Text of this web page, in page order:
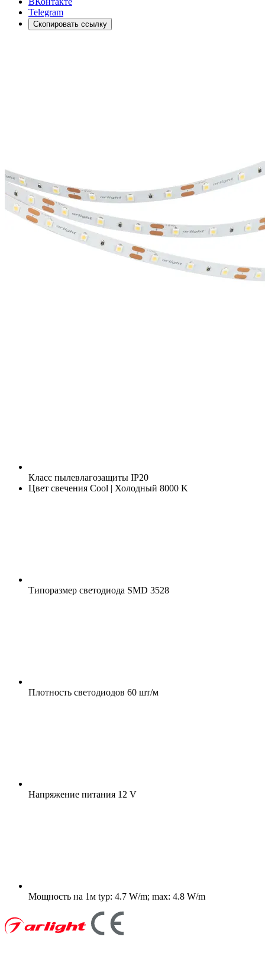
Telegram
Скопировать ссылку
Класс пылевлагозащиты IP20
Цвет свечения Cool | Холодный 8000 K
Типоразмер светодиода SMD 3528
Плотность светодиодов 60 шт/м
Напряжение питания 12 V
Мощность на 1м typ: 4.7 W/m; max: 4.8 W/m